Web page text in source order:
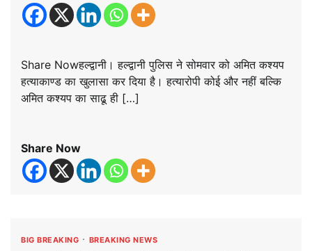
Share Nowहल्द्वानी। हल्द्वानी पुलिस ने सोमवार को अमित कश्यप
हत्याकाण्ड का खुलासा कर दिया है। हत्यारोपी कोई और नहीं बल्कि
अमित कश्यप का साढू ही […]
Share Now
BIG BREAKING BREAKING NEWS